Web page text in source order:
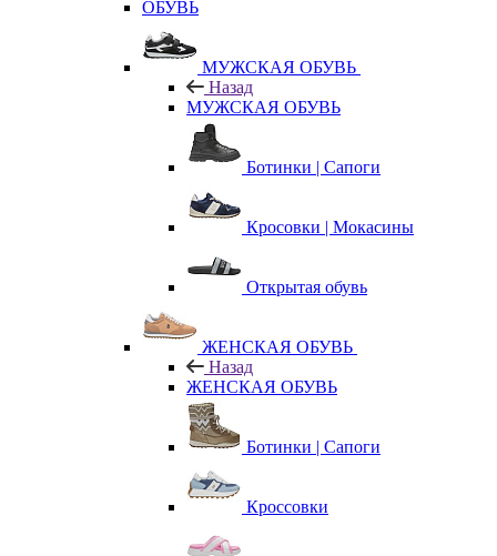
ОБУВЬ
МУЖСКАЯ ОБУВЬ
Назад
МУЖСКАЯ ОБУВЬ
Ботинки | Сапоги
Кросовки | Мокасины
Открытая обувь
ЖЕНСКАЯ ОБУВЬ
Назад
ЖЕНСКАЯ ОБУВЬ
Ботинки | Сапоги
Кроссовки